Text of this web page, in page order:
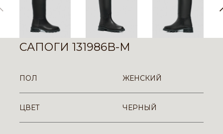
САПОГИ 131986B-M
ПОЛ ЖЕНСКИЙ
ЦВЕТ ЧЕРНЫЙ